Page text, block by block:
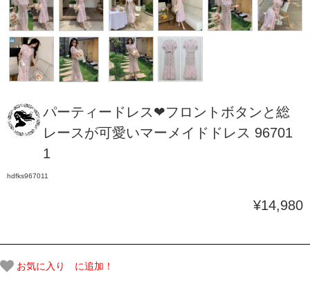
パーティードレス❤フロントボタンと総
レースが可愛いマーメイドドレス 96701
1
hdfks967011
¥14,980
お気に入り に追加！